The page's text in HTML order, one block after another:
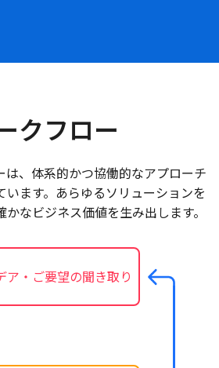
クフロー
、体系的かつ協働的なアプローチ
います。あらゆるソリューションを
なビジネス価値を生み出します。
ア・ご要望の聞き取り